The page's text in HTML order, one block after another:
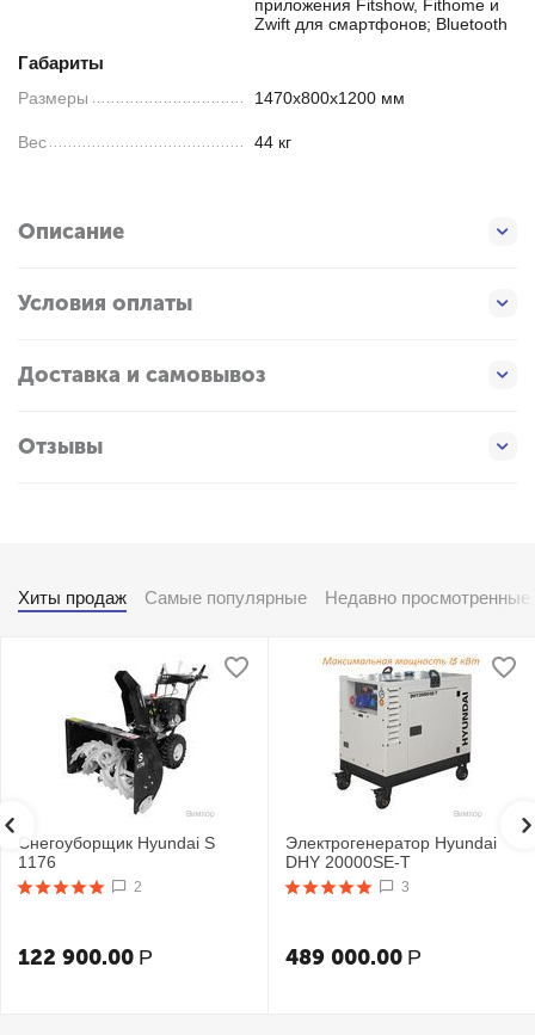
приложения Fitshow, Fithome и
Zwift для смартфонов; Bluetooth
Габариты
Размеры 1470х800х1200 мм
Вес 44 кг
Описание
Условия оплаты
Доставка и самовывоз
Отзывы
Хиты продаж Самые популярные Недавно просмотренные
Снегоуборщик Hyundai S
1176
2
122 900.00 Р
Электрогенератор Hyundai
DHY 20000SE-T
3
489 000.00 Р